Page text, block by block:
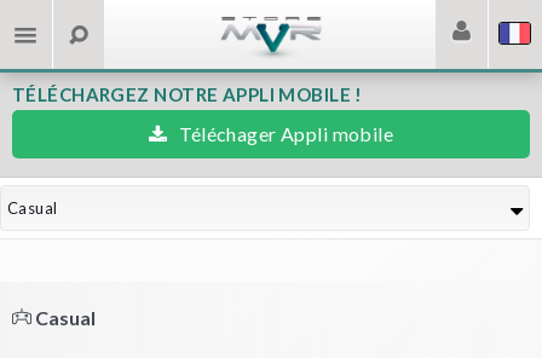
TÉLÉCHARGEZ NOTRE APPLI MOBILE !
Téléchager Appli mobile
Casual
Casual